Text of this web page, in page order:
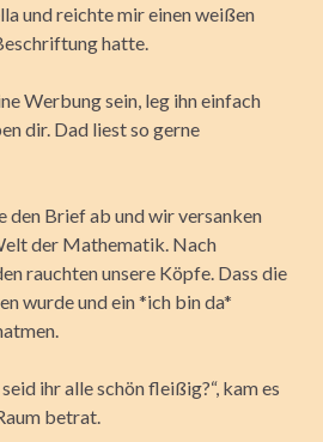
und reichte mir einen weißen
hatte.
Werbung sein, leg ihn einfach
dir. Dad liest so gerne
den Brief ab und wir versanken
der Mathematik. Nach
rauchten unsere Köpfe. Dass die
wurde und ein *ich bin da*
ihr alle schön fleißig?“, kam es
betrat.